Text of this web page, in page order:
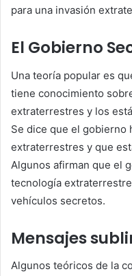
para una invasión
El Gobierno
Una teoría popular es
tiene conocimiento
extraterrestres y los
Se dice que el gobierno
extraterrestres y que
Algunos afirman que el
tecnología
vehículos secretos.
Mensajes
Algunos teóricos de la